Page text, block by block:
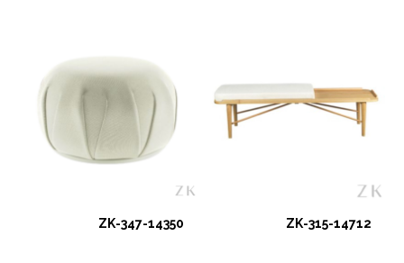
ZK-347-14350 ZK-315-14712